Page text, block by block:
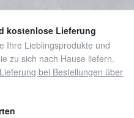
kostenlose Lieferung
Ihre Lieblingsprodukte und
zu sich nach Hause liefern.
bei Bestellungen über